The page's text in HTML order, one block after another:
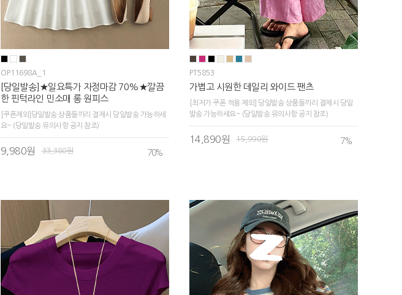
OP11698A_1
[당일발송]★일요특가 자정마감 70%★깔끔
한 핀턱라인 민소매 롱 원피스
[쿠폰제외]당일발송 상품들끼리 결제시 당일발송 가능하세
요~ (당일발송 유의사항 공지 참조)
9,980원 33,380원 70%
PT5853
가볍고 시원한 데일리 와이드 팬츠
[최저가 쿠폰 적용 제외] 당일발송 상품들끼리 결제시 당일
발송 가능하세요~ (당일발송 유의사항 공지 참조)
14,890원 15,990원 7%